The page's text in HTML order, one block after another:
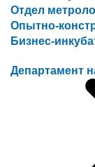
Отдел
Опытно-
Бизнес-
Департамент